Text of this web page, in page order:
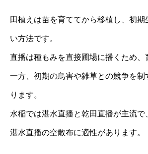
田植えは苗を育ててから移植し、初期
い方法です。
直播は種もみを直接圃場に播くため、
一方、初期の鳥害や雑草との競争を制
ります。
水稲では湛水直播と乾田直播が主流で
湛水直播の空散布に適性があります。